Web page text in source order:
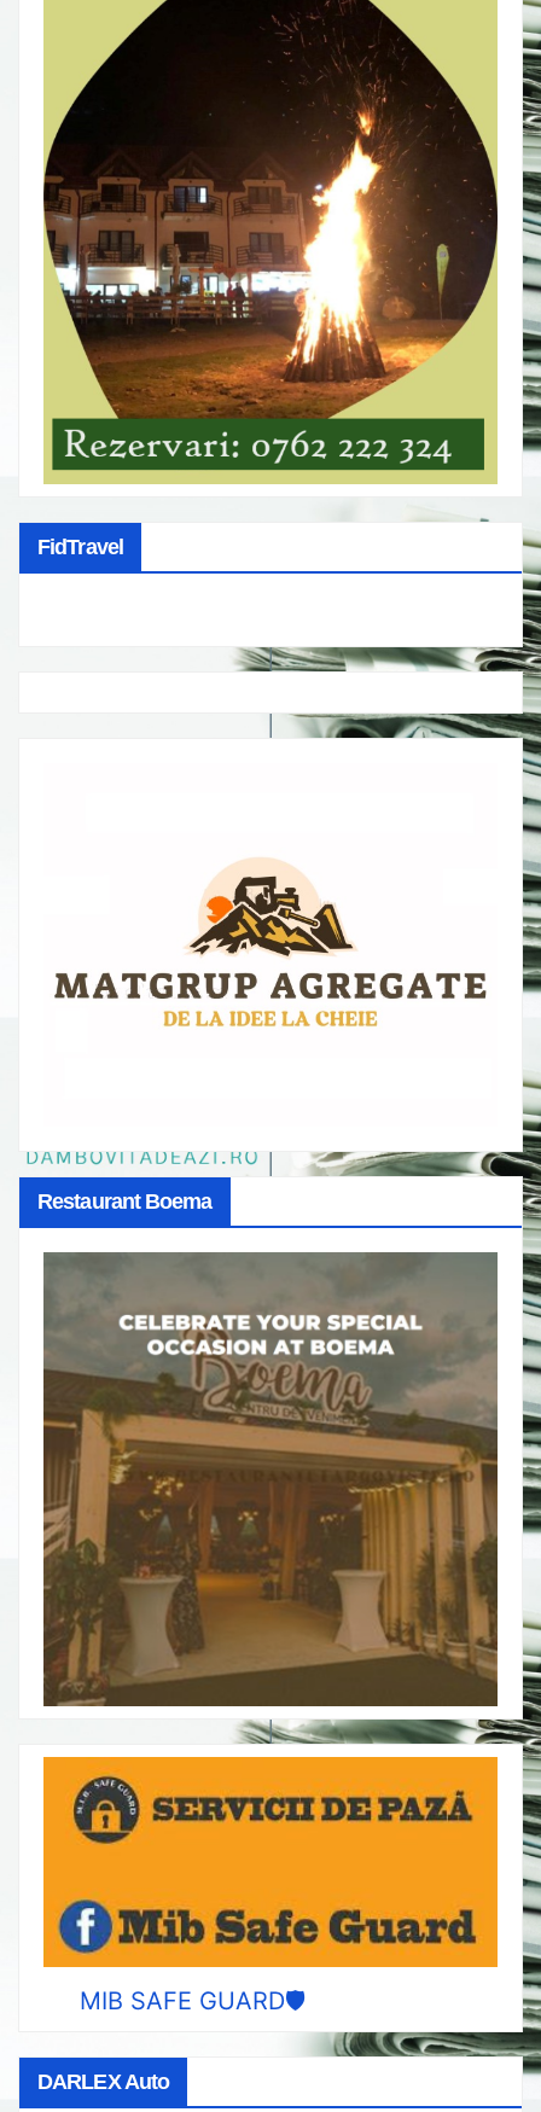
FidTravel
Restaurant Boema
MIB SAFE GUARD🛡️
DARLEX Auto